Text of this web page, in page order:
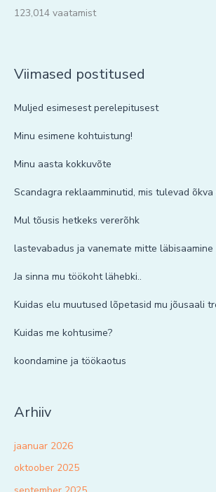
123,014 vaatamist
Viimased postitused
Muljed esimesest perelepitusest
Minu esimene kohtuistung!
Minu aasta kokkuvõte
Scandagra reklaamminutid, mis tulevad õkva
Mul tõusis hetkeks vererõhk
lastevabadus ja vanemate mitte läbisaamine
Ja sinna mu töökoht lähebki..
Kuidas elu muutused lõpetasid mu jõusaali
Kuidas me kohtusime?
koondamine ja töökaotus
Arhiiv
jaanuar 2026
oktoober 2025